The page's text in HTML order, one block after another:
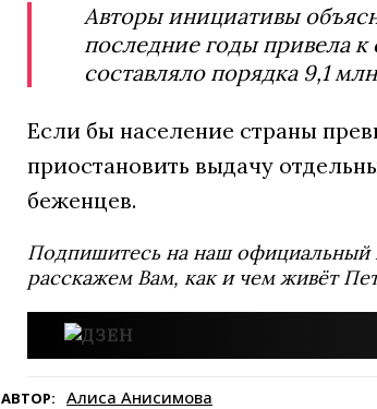
Авторы инициативы
последние годы привела
составляло порядка 9,1
Если бы население страны
приостановить выдачу
беженцев.
Подпишитесь на наш официальный
расскажем Вам, как и чем живёт
АВТОР: Алиса Анисимова